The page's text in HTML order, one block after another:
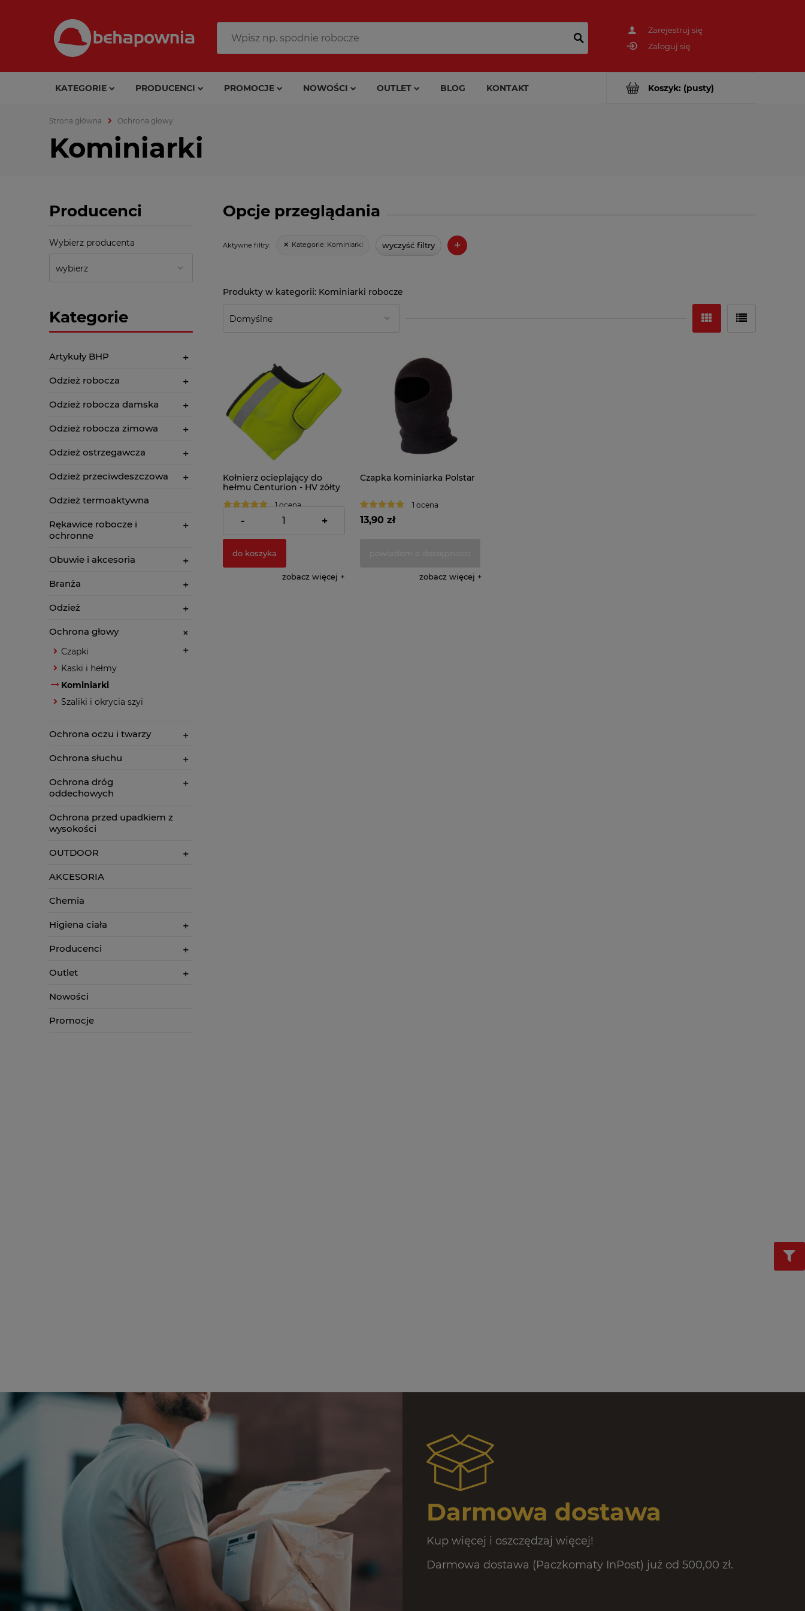
Zarejestruj się
Zaloguj się
Koszyk: (pusty)
KATEGORIE PRODUCENCI PROMOCJE NOWOŚCI OUTLET BLOG KONTAKT
Strona główna Ochrona głowy
Kominiarki
Producenci
Wybierz producenta
Kategorie
Artykuły BHP
Odzież robocza
Odzież robocza damska
Odzież robocza zimowa
Odzież ostrzegawcza
Odzież przeciwdeszczowa
Odzież termoaktywna
Rękawice robocze i
ochronne
Obuwie i akcesoria
Branża
Odzież
Ochrona głowy
Czapki
Kaski i hełmy
Kominiarki
Szaliki i okrycia szyi
Ochrona oczu i twarzy
Ochrona słuchu
Ochrona dróg
oddechowych
Ochrona przed upadkiem z
wysokości
OUTDOOR
AKCESORIA
Chemia
Higiena ciała
Producenci
Outlet
Nowości
Promocje
Opcje przeglądania
Aktywne filtry: Kategorie: Kominiarki wyczyść filtry +
Kominiarki robocze
Kołnierz ocieplający do
hełmu Centurion - HV żółty
1 ocena
34,90 zł
- +
do koszyka
zobacz więcej
Czapka kominiarka Polstar
1 ocena
13,90 zł
zobacz więcej
Darmowa dostawa
Kup więcej i oszczędzaj więcej!
Darmowa dostawa (Paczkomaty InPost) już od 500,00 zł.